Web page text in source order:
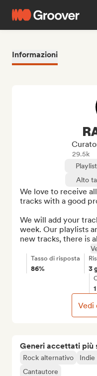
Informazioni
Generi accettati più
Rock alternativo Indie
Cantautore
29.5k
Alto
We love to receive
tracks with a good
We will add your
week. Our playlists
new tracks, there is
Tasso di risposta
86% 3
Vedi